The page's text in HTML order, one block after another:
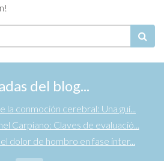
del blog...
la conmoción cerebral: Una guí...
Carpiano: Claves de evaluació...
dolor de hombro en fase inter...